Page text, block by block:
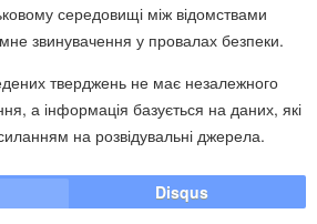
середовищі між відомствами
звинувачення у провалах безпеки.
тверджень не має незалежного
а інформація базується на даних, які
на розвідувальні джерела.
Disqus